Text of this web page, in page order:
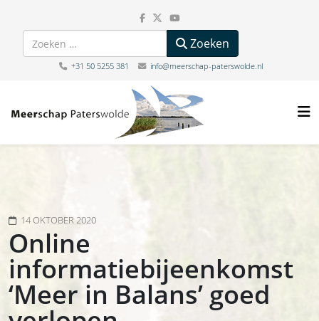
Zoeken Zoeken
+31 50 5255 381 info@meerschap-paterswolde.nl
14 OKTOBER 2020
Online
informatiebijeenkomst
‘Meer in Balans’ goed